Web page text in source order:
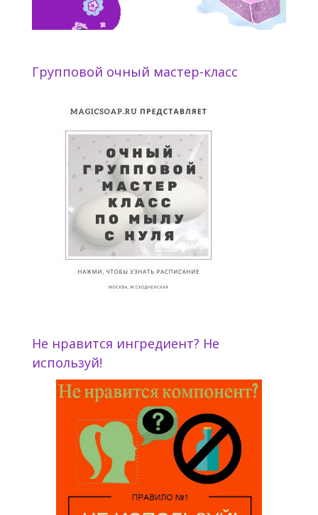
Групповой очный мастер-класс
Не нравится ингредиент? Не
используй!